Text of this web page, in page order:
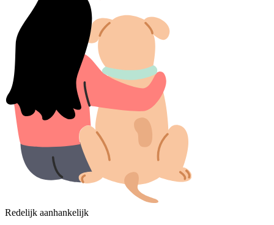
Redelijk aanhankelijk